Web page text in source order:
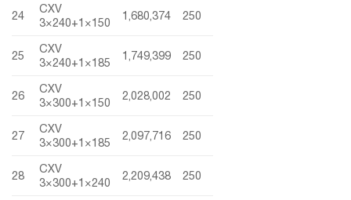
24
CXV
3×240+1×150
1,680,374 250
25
CXV
3×240+1×185
1,749,399 250
26
CXV
3×300+1×150
2,028,002 250
27
CXV
3×300+1×185
2,097,716 250
28
CXV
3×300+1×240
2,209,438 250